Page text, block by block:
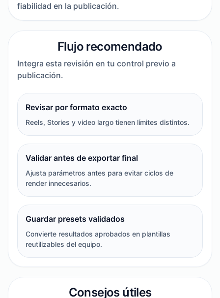
fiabilidad en la publicación.
Flujo recomendado
Integra esta revisión en tu control previo a
publicación.
Revisar por formato exacto
Reels, Stories y video largo tienen límites distintos.
Validar antes de exportar final
Ajusta parámetros antes para evitar ciclos de
render innecesarios.
Guardar presets validados
Convierte resultados aprobados en plantillas
reutilizables del equipo.
Consejos útiles